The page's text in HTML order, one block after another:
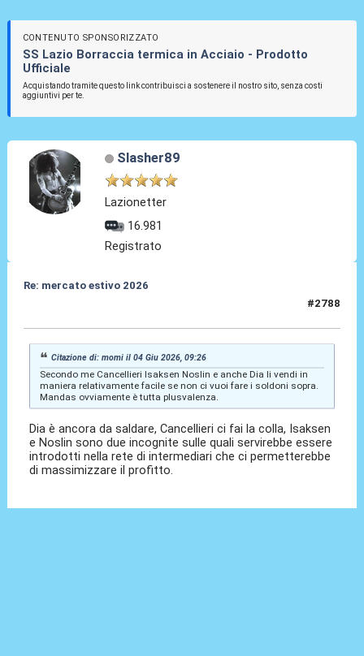
CONTENUTO SPONSORIZZATO
SS Lazio Borraccia termica in Acciaio - Prodotto
Ufficiale
Acquistando tramite questo link contribuisci a sostenere il nostro sito, senza costi
aggiuntivi per te.
Slasher89
Lazionetter
16.981
Registrato
Re: mercato estivo 2026
#2788
Citazione di: momi il 04 Giu 2026, 09:26
Secondo me Cancellieri Isaksen Noslin e anche Dia li vendi in
maniera relativamente facile se non ci vuoi fare i soldoni sopra.
Mandas ovviamente è tutta plusvalenza.
Dia è ancora da saldare, Cancellieri ci fai la colla, Isaksen
e Noslin sono due incognite sulle quali servirebbe essere
introdotti nella rete di intermediari che ci permetterebbe
di massimizzare il profitto.